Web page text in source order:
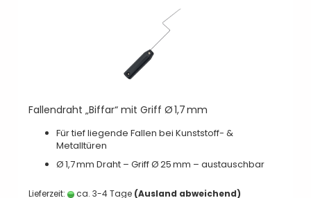
Fallendraht „Biffar“ mit Griff Ø 1,7 mm
Für tief liegende Fallen bei Kunststoff- &
Metalltüren
Ø 1,7 mm Draht – Griff Ø 25 mm – austauschbar
Lieferzeit: ca. 3-4 Tage (Ausland abweichend)